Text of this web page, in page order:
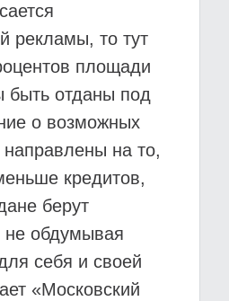
рекламы, то тут
площади
быть отданы под
о возможных
на то,
кредитов,
берут
не обдумывая
себя и своей
«Московский